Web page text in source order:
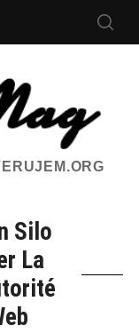
Silo
La